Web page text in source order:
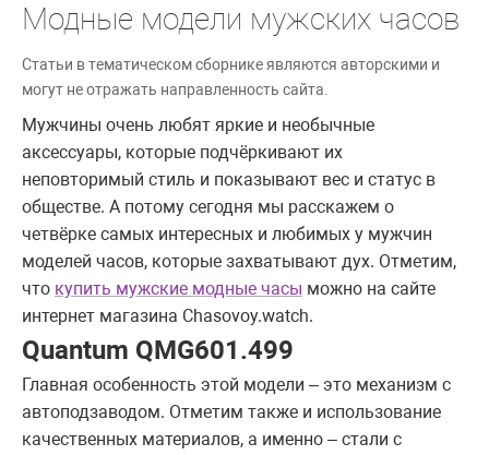
Модные модели мужских часов
Статьи в тематическом сборнике являются авторскими и
могут не отражать направленность сайта.
Мужчины очень любят яркие и необычные
аксессуары, которые подчёркивают их
неповторимый стиль и показывают вес и статус в
обществе. А потому сегодня мы расскажем о
четвёрке самых интересных и любимых у мужчин
моделей часов, которые захватывают дух. Отметим,
что купить мужские модные часы можно на сайте
интернет магазина Chasovoy.watch.
Quantum QMG601.499
Главная особенность этой модели – это механизм с
автоподзаводом. Отметим также и использование
качественных материалов, а именно – стали с